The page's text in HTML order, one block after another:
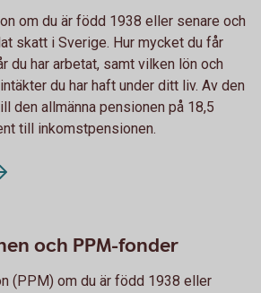
om du är född 1938 eller senare och
skatt i Sverige. Hur mycket du får
du har arbetat, samt vilken lön och
du har haft under ditt liv. Av den
den allmänna pensionen på 18,5
till inkomstpensionen.
och PPM-fonder
(PPM) om du är född 1938 eller